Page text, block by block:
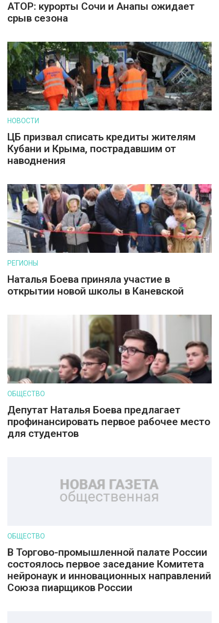
АТОР: курорты Сочи и Анапы ожидает
срыв сезона
НОВОСТИ
ЦБ призвал списать кредиты жителям
Кубани и Крыма, пострадавшим от
наводнения
РЕГИОНЫ
Наталья Боева приняла участие в
открытии новой школы в Каневской
ОБЩЕСТВО
Депутат Наталья Боева предлагает
профинансировать первое рабочее место
для студентов
ОБЩЕСТВО
В Торгово-промышленной палате России
состоялось первое заседание Комитета
нейронаук и инновационных направлений
Союза пиарщиков России